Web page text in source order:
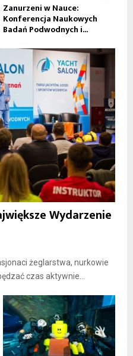
Zanurzeni w Nauce:
Konferencja Naukowych
Badań Podwodnych i...
Wydarzenie
żeglarstwa, nurkowie
czas aktywnie...